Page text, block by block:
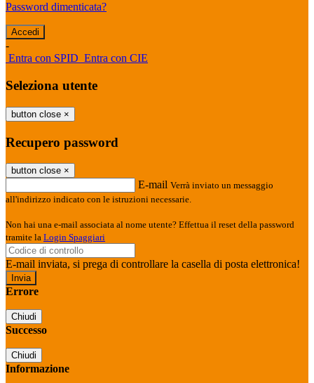
Password dimenticata?
-
Entra con SPID Entra con CIE
Seleziona utente
button close ×
Recupero password
button close ×
E-mail Verrà inviato un messaggio
all'indirizzo indicato con le istruzioni necessarie.
Non hai una e-mail associata al nome utente? Effettua il reset della password
tramite la Login Spaggiari
E-mail inviata, si prega di controllare la casella di posta elettronica!
Errore
Chiudi
Successo
Chiudi
Informazione